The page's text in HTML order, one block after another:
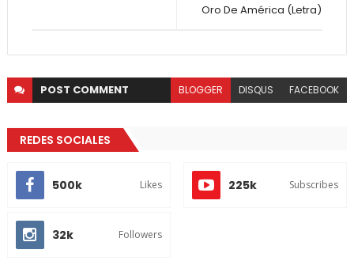
Oro De América (Letra)
POST COMMENT BLOGGER DISQUS FACEBOOK
REDES SOCIALES
500k Likes 225k Subscribes
32k Followers